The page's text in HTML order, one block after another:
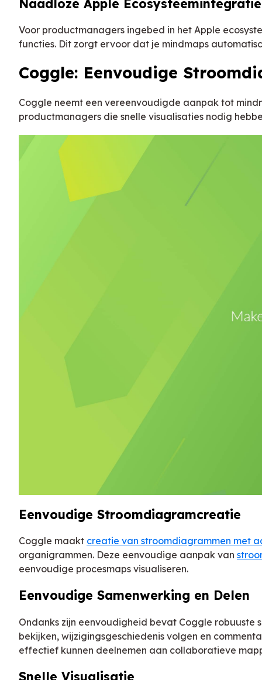
Naadloze Apple Ecosysteemintegratie
Voor productmanagers ingebed in het Apple
functies. Dit zorgt ervoor dat je mindmaps
Coggle: Eenvoudige
Coggle neemt een vereenvoudigde aanpak tot
productmanagers die snelle visualisaties nodig
Eenvoudige Stroomdiagramcreatie
Coggle maakt creatie van stroomdiagrammen met
organigrammen. Deze eenvoudige aanpak van
eenvoudige procesmaps visualiseren.
Eenvoudige Samenwerking en Delen
Ondanks zijn eenvoudigheid bevat Coggle robuuste
bekijken, wijzigingsgeschiedenis volgen en
effectief kunnen deelnemen aan collaboratieve
Snelle Visualisatie